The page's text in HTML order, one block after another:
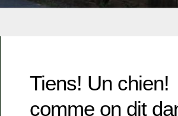
Tiens! Un
comme on dit